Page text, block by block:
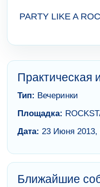
PARTY LIKE A
Практическая
Тип: Вечеринки
Площадка:
Дата: 23 Июня 2013,
Ближайшие